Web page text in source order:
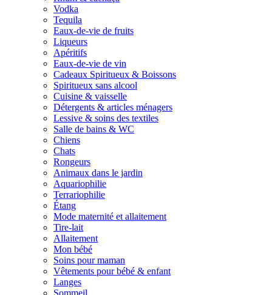
Vodka
Tequila
Eaux-de-vie de fruits
Liqueurs
Apéritifs
Eaux-de-vie de vin
Cadeaux Spiritueux & Boissons
Spiritueux sans alcool
Cuisine & vaisselle
Détergents & articles ménagers
Lessive & soins des textiles
Salle de bains & WC
Chiens
Chats
Rongeurs
Animaux dans le jardin
Aquariophilie
Terrariophilie
Étang
Mode maternité et allaitement
Tire-lait
Allaitement
Mon bébé
Soins pour maman
Vêtements pour bébé & enfant
Langes
Sommeil